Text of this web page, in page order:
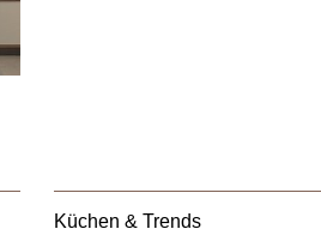
Küchen & Trends